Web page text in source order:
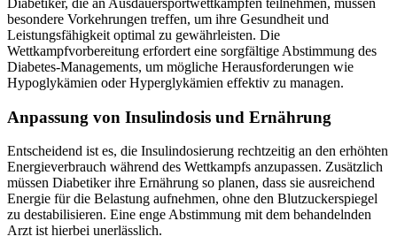
besondere Vorkehrungen treffen, um ihre Gesundheit und
Leistungsfähigkeit optimal zu gewährleisten. Die
Wettkampfvorbereitung erfordert eine sorgfältige Abstimmung des
Diabetes-Managements, um mögliche Herausforderungen wie
Hypoglykämien oder Hyperglykämien effektiv zu managen.
Anpassung von Insulindosis und Ernährung
Entscheidend ist es, die Insulindosierung rechtzeitig an den erhöhten
Energieverbrauch während des Wettkampfs anzupassen. Zusätzlich
müssen Diabetiker ihre Ernährung so planen, dass sie ausreichend
Energie für die Belastung aufnehmen, ohne den Blutzuckerspiegel
zu destabilisieren. Eine enge Abstimmung mit dem behandelnden
Arzt ist hierbei unerlässlich.